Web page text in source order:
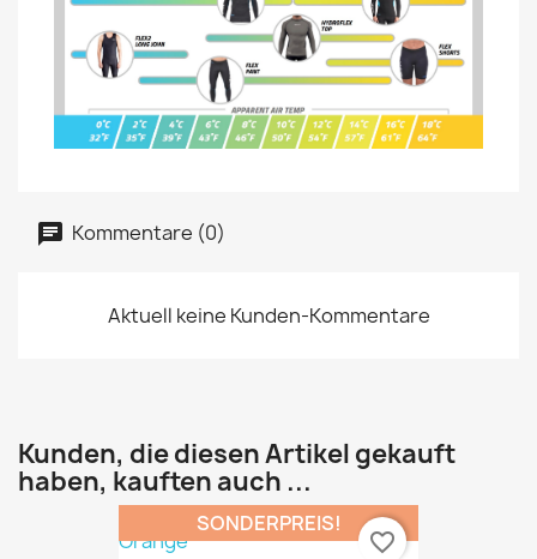
Kommentare (0)
Aktuell keine Kunden-Kommentare
Kunden, die diesen Artikel gekauft
haben, kauften auch ...
SONDERPREIS!
favorite_border